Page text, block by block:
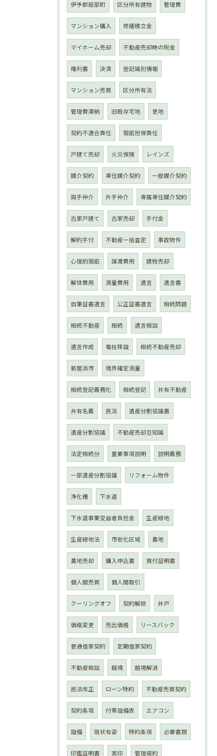
伊予郡砥部町 区分所有建物 管理費
マンション購入 修繕積立金
マイホーム売却 不動産売却時の税金
権利書 決済 登記識別情報
マンション売買 区分所有法
管理費滞納 旧既存宅地 更地
契約不適合責任 瑕疵担保責任
戸建て売却 火災保険 レインズ
媒介契約 専任媒介契約 一般媒介契約
両手仲介 片手仲介 専属専任媒介契約
古家戸建て 古家売却 手付金
解約手付 不動産一括査定 事故物件
心理的瑕疵 譲渡費用 建物売却
解体費用 測量費用 遺言 遺言書
自筆証書遺言 公正証書遺言 相続問題
相続不動産 相続 遺言相談
遺言作成 電柱移設 相続不動産売却
新居浜市 境界確定測量
相続登記義務化 相続登記 共有不動産
共有名義 民法 遺産分割協議書
遺産分割協議 不動産売却豆知識
法定相続分 重要事項説明 説明義務
一部遺産分割協議 リフォーム物件
浄化槽 下水道
下水道事業受益者負担金 生産緑地
生産緑地法 市街化区域 農地
農地売却 購入申込書 買付証明書
個人間売買 個人間取引
クーリングオフ 契約解除 井戸
価格変更 売出価格 リースバック
普通借家契約 定期借家契約
不動産相談 越境 越境解消
民法改正 ローン特約 不動産売買契約
契約条項 付帯設備表 エアコン
設備 現状有姿 特約条項 必要書類
印鑑証明書 実印 管理規約